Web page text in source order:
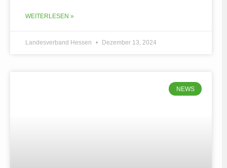
WEITERLESEN »
Landesverband Hessen Dezember 13, 2024
NEWS